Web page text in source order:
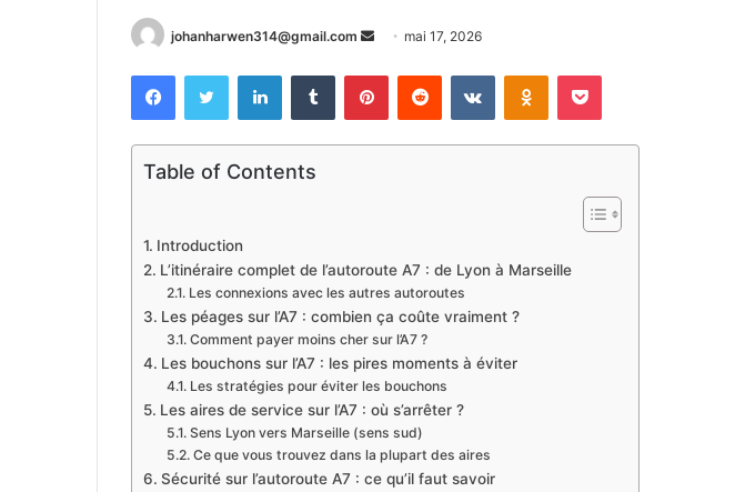
johanharwen314@gmail.com
Envoyer
courriel
mai 17, 2026
FacebookTwitter LinkedinTumblr PinterestReddit VKontakteOdnoklassniki
Pocket
Table of Contents
Introduction
L’itinéraire complet de l’autoroute A7 : de Lyon à Marseille
Les connexions avec les autres autoroutes
Les péages sur l’A7 : combien ça coûte vraiment ?
Comment payer moins cher sur l’A7 ?
Les bouchons sur l’A7 : les pires moments à éviter
Les stratégies pour éviter les bouchons
Les aires de service sur l’A7 : où s’arrêter ?
Sens Lyon vers Marseille (sens sud)
Ce que vous trouvez dans la plupart des aires
Sécurité sur l’autoroute A7 : ce qu’il faut savoir